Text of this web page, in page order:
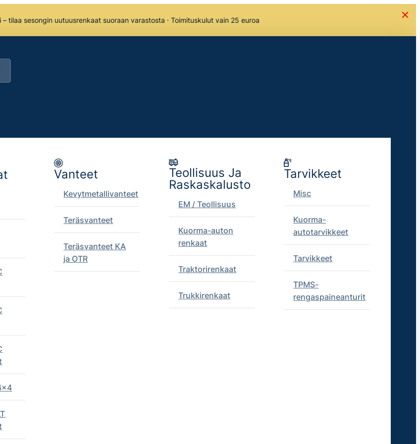
tilaa sesongin uutuusrenkaat suoraan varastosta · Toimituskulut vain 25 euroa
Vanteet
Kevytmetallivanteet
Teräsvanteet
Teräsvanteet KA
ja OTR
Teollisuus Ja
Raskaskalusto
EM / Teollisuus
Kuorma-auton
renkaat
Traktorirenkaat
Trukkirenkaat
Tarvikkeet
Misc
Kuorma-
autotarvikkeet
Tarvikkeet
TPMS-
rengaspaineanturit